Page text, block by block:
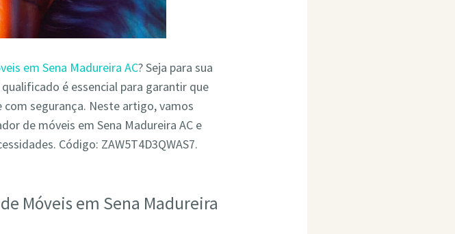
em Sena Madureira AC? Seja para sua
é essencial para garantir que
segurança. Neste artigo, vamos
de móveis em Sena Madureira AC e
Código: ZAW5T4D3QWAS7.
Móveis em Sena Madureira